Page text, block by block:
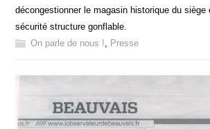
décongestionner le magasin historique du siège
sécurité structure gonflable.
On parle de nous !, Presse